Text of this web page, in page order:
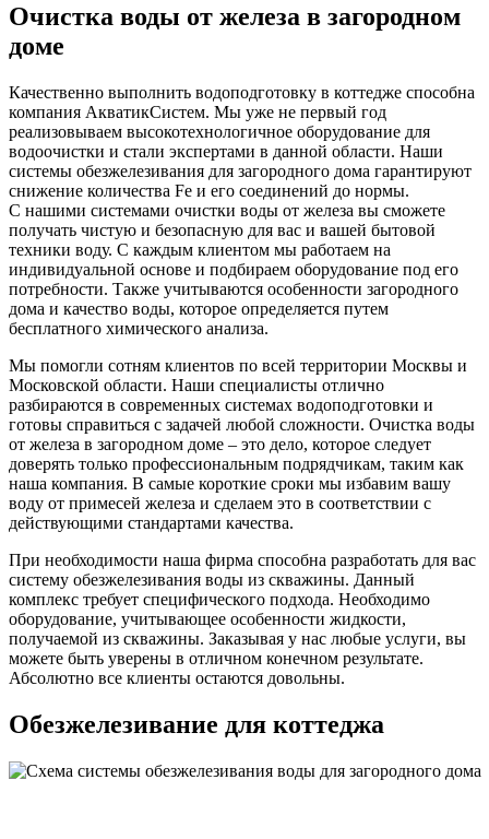
Очистка воды от железа в загородном
доме
Качественно выполнить водоподготовку в коттедже способна
компания АкватикСистем. Мы уже не первый год
реализовываем высокотехнологичное оборудование для
водоочистки и стали экспертами в данной области. Наши
системы обезжелезивания для загородного дома гарантируют
снижение количества Fe и его соединений до нормы.
С нашими системами очистки воды от железа вы сможете
получать чистую и безопасную для вас и вашей бытовой
техники воду. С каждым клиентом мы работаем на
индивидуальной основе и подбираем оборудование под его
потребности. Также учитываются особенности загородного
дома и качество воды, которое определяется путем
бесплатного химического анализа.
Мы помогли сотням клиентов по всей территории Москвы и
Московской области. Наши специалисты отлично
разбираются в современных системах водоподготовки и
готовы справиться с задачей любой сложности. Очистка воды
от железа в загородном доме – это дело, которое следует
доверять только профессиональным подрядчикам, таким как
наша компания. В самые короткие сроки мы избавим вашу
воду от примесей железа и сделаем это в соответствии с
действующими стандартами качества.
При необходимости наша фирма способна разработать для вас
систему обезжелезивания воды из скважины. Данный
комплекс требует специфического подхода. Необходимо
оборудование, учитывающее особенности жидкости,
получаемой из скважины. Заказывая у нас любые услуги, вы
можете быть уверены в отличном конечном результате.
Абсолютно все клиенты остаются довольны.
Обезжелезивание для коттеджа